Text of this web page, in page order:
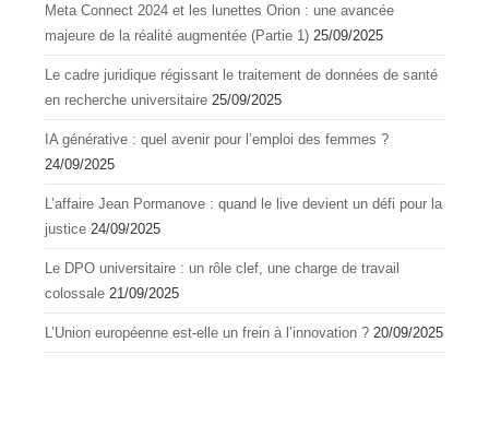
Meta Connect 2024 et les lunettes Orion : une avancée
majeure de la réalité augmentée (Partie 1) 25/09/2025
Le cadre juridique régissant le traitement de données de santé
en recherche universitaire 25/09/2025
IA générative : quel avenir pour l’emploi des femmes ?
24/09/2025
L’affaire Jean Pormanove : quand le live devient un défi pour la
justice 24/09/2025
Le DPO universitaire : un rôle clef, une charge de travail
colossale 21/09/2025
L’Union européenne est-elle un frein à l’innovation ? 20/09/2025